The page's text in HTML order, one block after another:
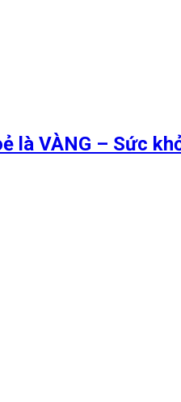
là VÀNG – Sức